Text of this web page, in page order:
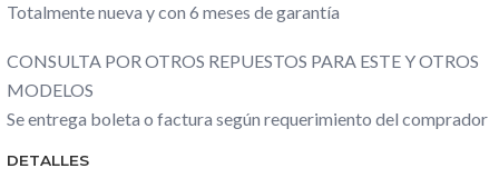
Totalmente nueva y con 6 meses de garantía
CONSULTA POR OTROS REPUESTOS PARA ESTE Y OTROS
MODELOS
Se entrega boleta o factura según requerimiento del comprador
DETALLES